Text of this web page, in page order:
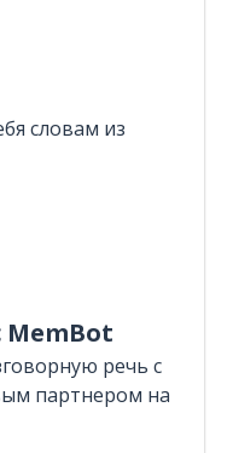
словам из
речь с
партнером на